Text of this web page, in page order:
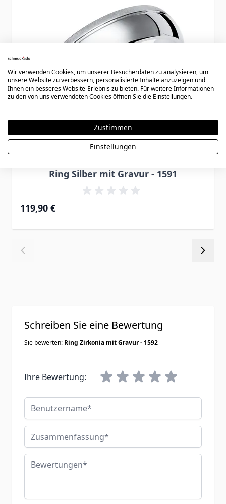
Ring Silber mit Gravur - 1591
119,90 €
Schreiben Sie eine Bewertung
Sie bewerten: Ring Zirkonia mit Gravur - 1592
Ihre Bewertung:
Benutzername
Zusammenfassung
Bewertungen
Wir verwenden Cookies, um unserer Besucherdaten zu analysieren, um
unsere Website zu verbessern, personalisierte Inhalte anzuzeigen und
Ihnen ein besseres Website-Erlebnis zu bieten. Für weitere Informationen
zu den von uns verwendeten Cookies öffnen Sie die Einstellungen.
Zustimmen
Einstellungen